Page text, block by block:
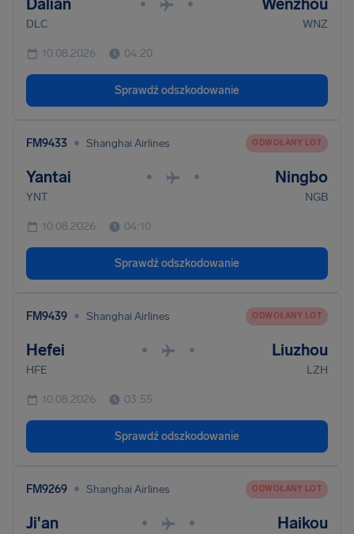
Dalian • • Wenzhou
DLC WNZ
10.08.2026 04:20
Sprawdź odszkodowanie
FM9433 • Shanghai Airlines ODWOŁANY LOT
Yantai • • Ningbo
YNT NGB
10.08.2026 04:10
Sprawdź odszkodowanie
FM9439 • Shanghai Airlines ODWOŁANY LOT
Hefei • • Liuzhou
HFE LZH
10.08.2026 03:55
Sprawdź odszkodowanie
FM9269 • Shanghai Airlines ODWOŁANY LOT
Ji'an • • Haikou